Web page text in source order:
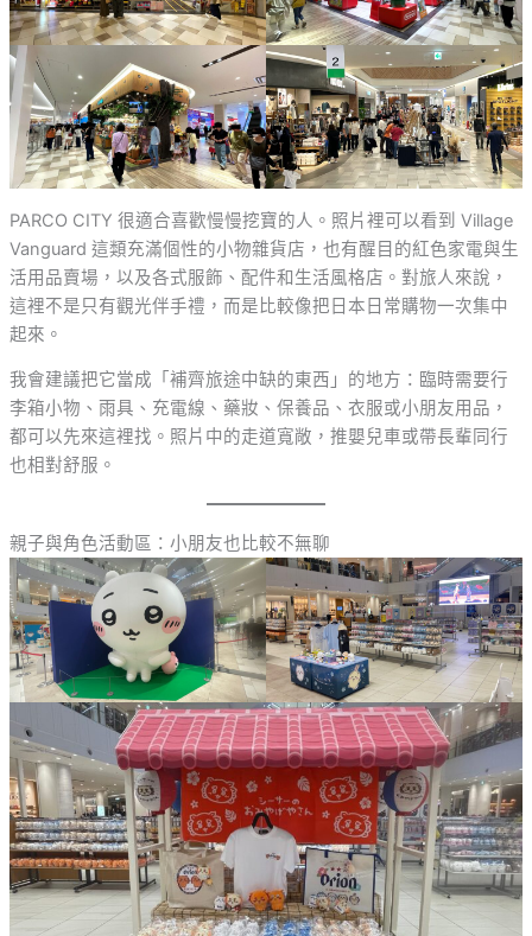
PARCO CITY 很適合喜歡慢慢挖寶的人。照片裡可以看到 Village
Vanguard 這類充滿個性的小物雜貨店，也有醒目的紅色家電與生
活用品賣場，以及各式服飾、配件和生活風格店。對旅人來說，
這裡不是只有觀光伴手禮，而是比較像把日本日常購物一次集中
起來。
我會建議把它當成「補齊旅途中缺的東西」的地方：臨時需要行
李箱小物、雨具、充電線、藥妝、保養品、衣服或小朋友用品，
都可以先來這裡找。照片中的走道寬敞，推嬰兒車或帶長輩同行
也相對舒服。
親子與角色活動區：小朋友也比較不無聊